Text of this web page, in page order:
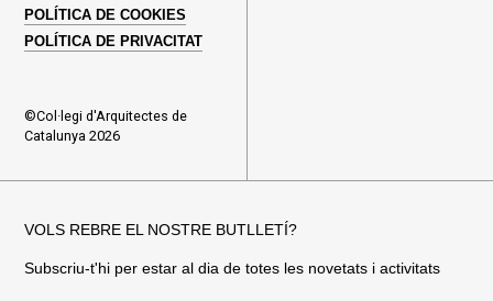
POLÍTICA DE COOKIES
POLÍTICA DE PRIVACITAT
©Col·legi d'Arquitectes de
Catalunya 2026
VOLS REBRE EL NOSTRE BUTLLETÍ?
Subscriu-t'hi per estar al dia de totes les novetats i activitats